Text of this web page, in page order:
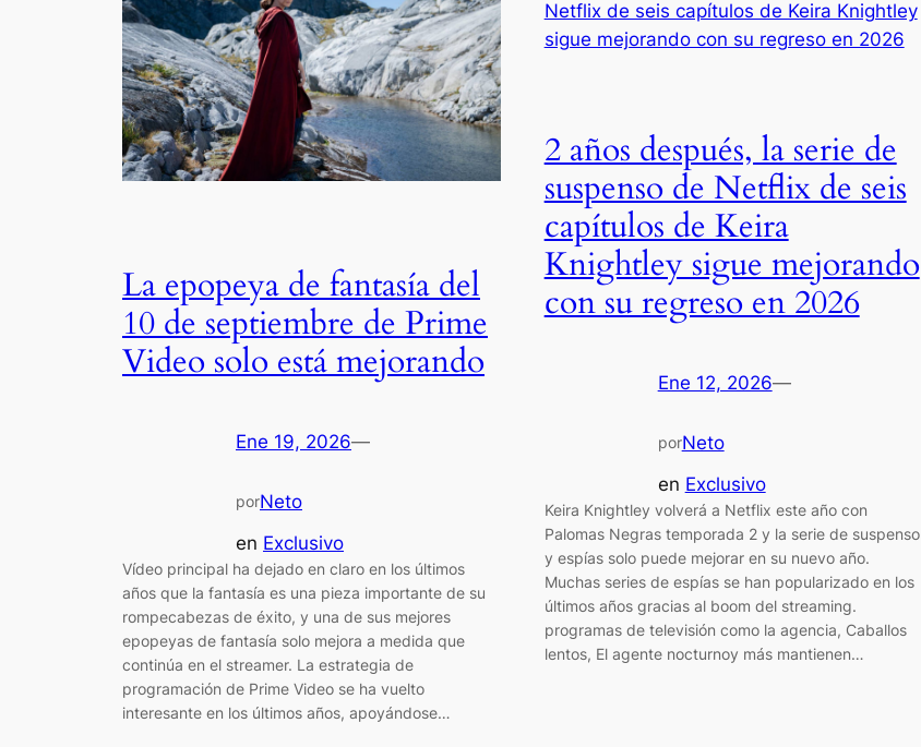
La epopeya de fantasía del
10 de septiembre de Prime
Video solo está mejorando
Ene 19, 2026—
porNeto
en Exclusivo
Vídeo principal ha dejado en claro en los últimos
años que la fantasía es una pieza importante de su
rompecabezas de éxito, y una de sus mejores
epopeyas de fantasía solo mejora a medida que
continúa en el streamer. La estrategia de
programación de Prime Video se ha vuelto
interesante en los últimos años, apoyándose…
2 años después, la serie de
suspenso de Netflix de seis
capítulos de Keira
Knightley sigue mejorando
con su regreso en 2026
Ene 12, 2026—
porNeto
en Exclusivo
Keira Knightley volverá a Netflix este año con
Palomas Negras temporada 2 y la serie de suspenso
y espías solo puede mejorar en su nuevo año.
Muchas series de espías se han popularizado en los
últimos años gracias al boom del streaming.
programas de televisión como la agencia, Caballos
lentos, El agente nocturnoy más mantienen…